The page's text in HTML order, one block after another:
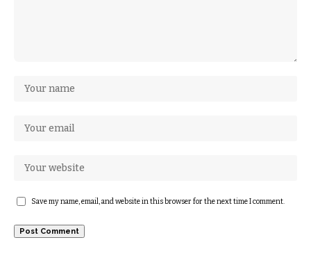
Save my name, email, and website in this browser for the next time I comment.